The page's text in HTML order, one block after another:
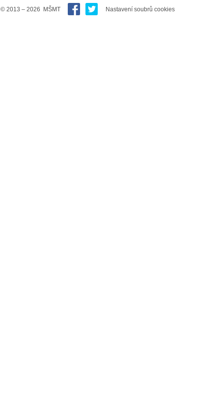
© 2013 – 2026 MŠMT Nastavení soubrů cookies